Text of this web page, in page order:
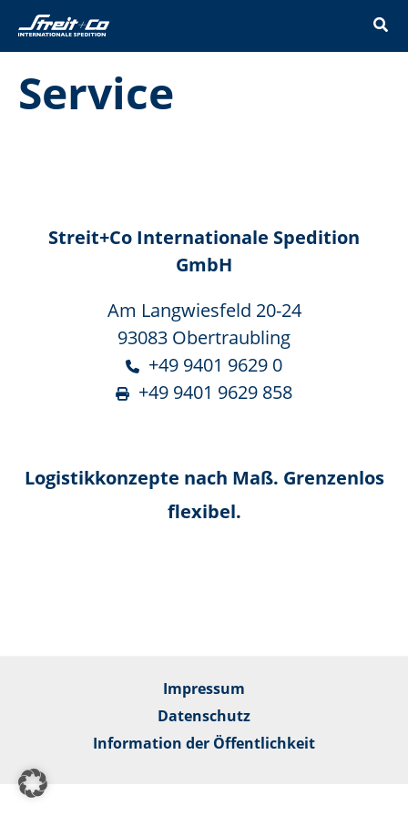
Inhalt
Service
Streit+Co Internationale Spedition
GmbH
Am Langwiesfeld 20-24
93083 Obertraubling
+49 9401 9629 0
+49 9401 9629 858
Logistikkonzepte nach Maß. Grenzenlos
flexibel.
Impressum
Datenschutz
Information der Öffentlichkeit